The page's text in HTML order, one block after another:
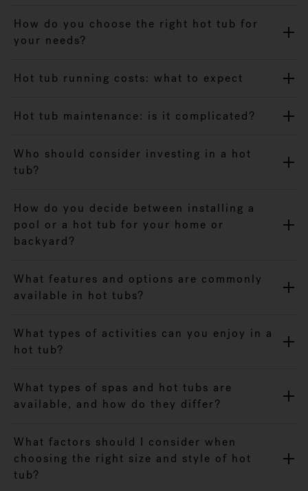
How do you choose the right hot tub for
your needs?
Hot tub running costs: what to expect
Hot tub maintenance: is it complicated?
Who should consider investing in a hot
tub?
How do you decide between installing a
pool or a hot tub for your home or
backyard?
What features and options are commonly
available in hot tubs?
What types of activities can you enjoy in a
hot tub?
What types of spas and hot tubs are
available, and how do they differ?
What factors should I consider when
choosing the right size and style of hot
tub?